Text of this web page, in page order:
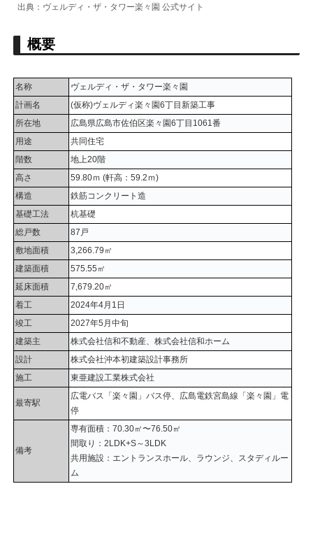
出典：ヴェルディ・ザ・タワー楽々園 公式サイト
概要
名称
ヴェルディ・ザ・タワー楽々園
計画名
(仮称)ヴェルディ楽々園6丁目新築工事
所在地
広島県広島市佐伯区楽々園6丁目1061番
用途
共同住宅
階数
地上20階
高さ
59.80ｍ (軒高：59.2ｍ)
構造
鉄筋コンクリート造
基礎工法
杭基礎
総戸数
87戸
敷地面積
3,266.79㎡
建築面積
575.55㎡
延床面積
7,679.20㎡
着工
2024年4月1日
竣工
2027年5月中旬
建築主
株式会社信和不動産、株式会社信和ホーム
設計
株式会社沖本初建築設計事務所
施工
東亜建設工業株式会社
最寄駅
広電バス「楽々園」バス停、広島電鉄宮島線「楽々園」電
停
備考
専有面積：70.30㎡〜76.50㎡
間取り：2LDK+S～3LDK
共用施設：エントランスホール、ラウンジ、スタディルー
ム